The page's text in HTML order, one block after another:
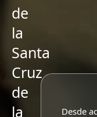
de
la
Santa
Cruz
de
la
Desde